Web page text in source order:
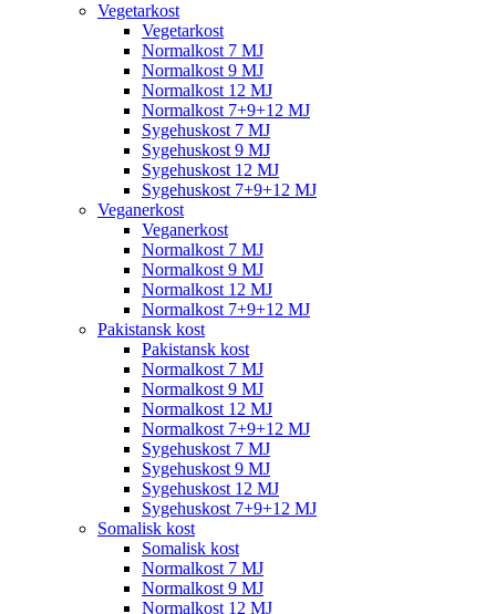
Vegetarkost
Vegetarkost
Normalkost 7 MJ
Normalkost 9 MJ
Normalkost 12 MJ
Normalkost 7+9+12 MJ
Sygehuskost 7 MJ
Sygehuskost 9 MJ
Sygehuskost 12 MJ
Sygehuskost 7+9+12 MJ
Veganerkost
Veganerkost
Normalkost 7 MJ
Normalkost 9 MJ
Normalkost 12 MJ
Normalkost 7+9+12 MJ
Pakistansk kost
Pakistansk kost
Normalkost 7 MJ
Normalkost 9 MJ
Normalkost 12 MJ
Normalkost 7+9+12 MJ
Sygehuskost 7 MJ
Sygehuskost 9 MJ
Sygehuskost 12 MJ
Sygehuskost 7+9+12 MJ
Somalisk kost
Somalisk kost
Normalkost 7 MJ
Normalkost 9 MJ
Normalkost 12 MJ